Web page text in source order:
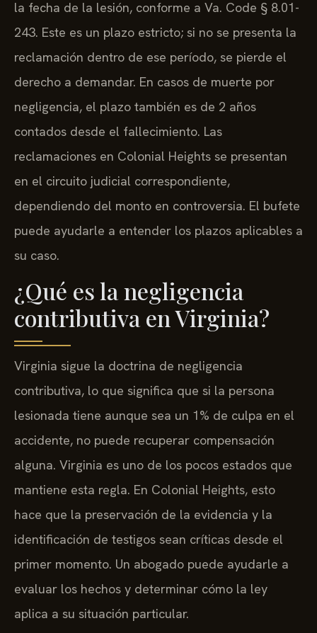
la fecha de la lesión, conforme a Va. Code § 8.01-
243. Este es un plazo estricto; si no se presenta la
reclamación dentro de ese período, se pierde el
derecho a demandar. En casos de muerte por
negligencia, el plazo también es de 2 años
contados desde el fallecimiento. Las
reclamaciones en Colonial Heights se presentan
en el circuito judicial correspondiente,
dependiendo del monto en controversia. El bufete
puede ayudarle a entender los plazos aplicables a
su caso.
¿Qué es la negligencia
contributiva en Virginia?
Virginia sigue la doctrina de negligencia
contributiva, lo que significa que si la persona
lesionada tiene aunque sea un 1% de culpa en el
accidente, no puede recuperar compensación
alguna. Virginia es uno de los pocos estados que
mantiene esta regla. En Colonial Heights, esto
hace que la preservación de la evidencia y la
identificación de testigos sean críticas desde el
primer momento. Un abogado puede ayudarle a
evaluar los hechos y determinar cómo la ley
aplica a su situación particular.